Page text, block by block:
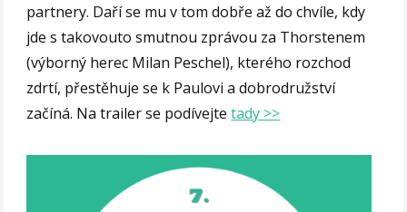
partnery. Daří se mu v tom dobře až do chvíle, kdy
jde s takovouto smutnou zprávou za Thorstenem
(výborný herec Milan Peschel), kterého rozchod
zdrtí, přestěhuje se k Paulovi a dobrodružství
začíná. Na trailer se podívejtetady >>